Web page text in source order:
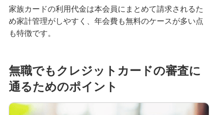
無職でもクレジットカードは作れる？可能なケー
スや審査に通るためのポイントを解説
件や入手方法を解説
プラチナカードとは？メリット・デメリットや年
収等の条件、申込方法を解説
家族カードの利用代金は本会員にまとめて請求されるた
め家計管理がしやすく、年会費も無料のケースが多い点
も特徴です。
無職でもクレジットカードの審査に
通るためのポイント